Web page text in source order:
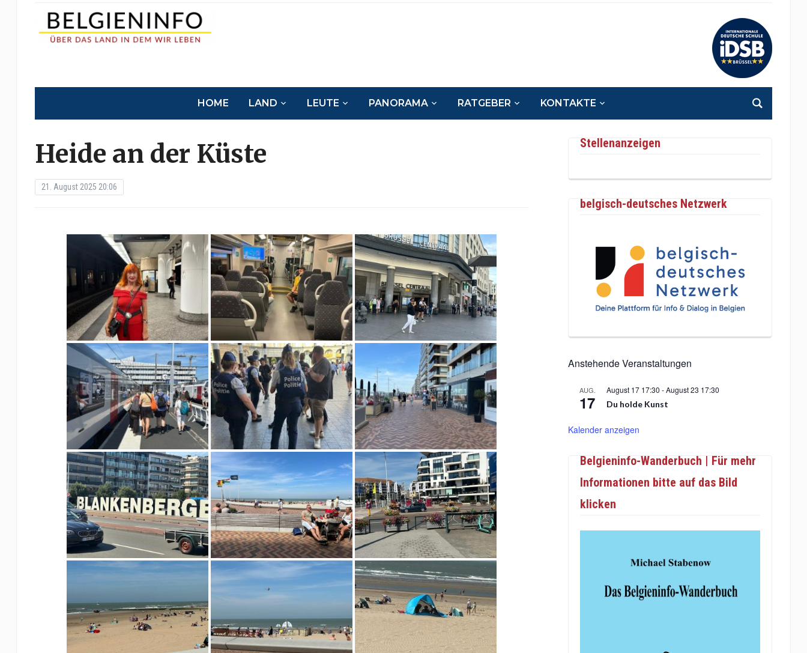
HOME LAND LEUTE PANORAMA RATGEBER KONTAKTE
Heide an der Küste
21. August 2025 20:06
Stellenanzeigen
belgisch-deutsches Netzwerk
Anstehende Veranstaltungen
AUG.
17
August 17 17:30 -August 23 17:30
Du holde Kunst
Kalender anzeigen
Belgieninfo-Wanderbuch | Für mehr
Informationen bitte auf das Bild
klicken